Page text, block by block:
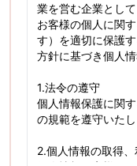
業を営む企業として
お客様の個人に関
す）を適切に保護
方針に基づき個人
1.法令の遵守
個人情報保護に関
の規範を遵守いたし
2.個人情報の取得